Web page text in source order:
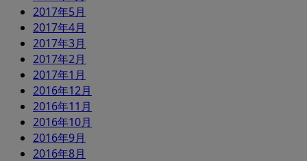
2017年5月
2017年4月
2017年3月
2017年2月
2017年1月
2016年12月
2016年11月
2016年10月
2016年9月
2016年8月